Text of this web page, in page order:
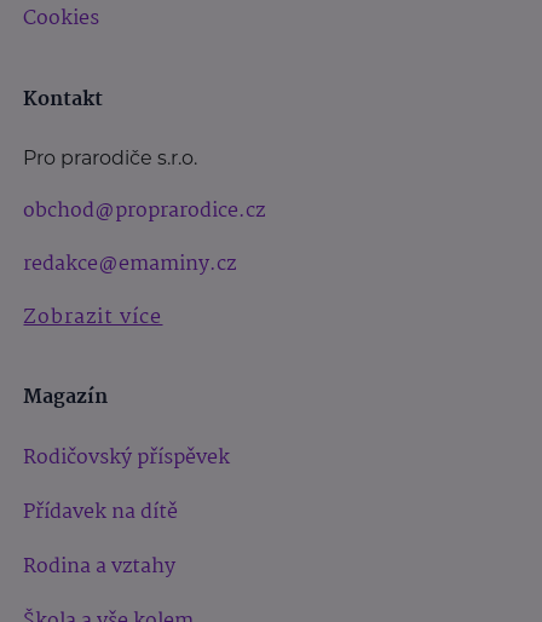
Cookies
Kontakt
Pro prarodiče s.r.o.
obchod@proprarodice.cz
redakce@emaminy.cz
Zobrazit více
Magazín
Rodičovský příspěvek
Přídavek na dítě
Rodina a vztahy